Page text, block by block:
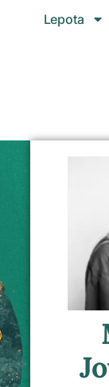
Lepota